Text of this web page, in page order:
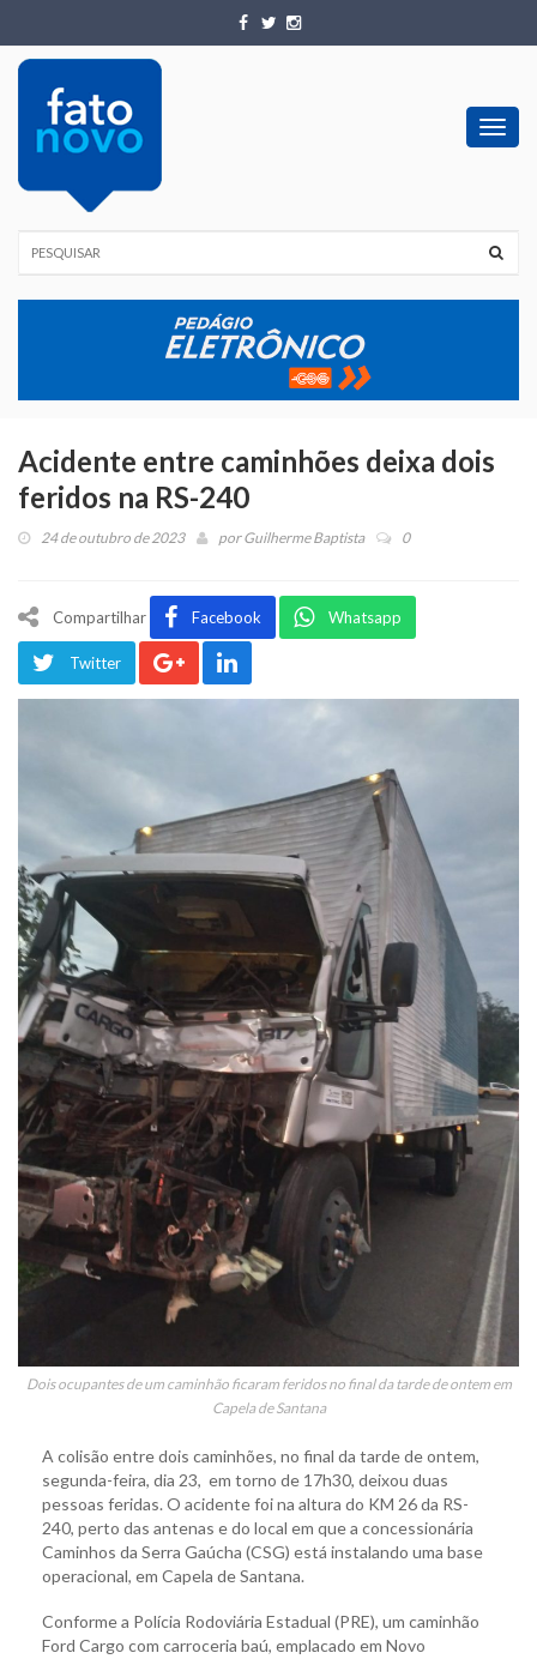
Acidente entre caminhões deixa dois
feridos na RS-240
24 de outubro de 2023 porGuilherme Baptista 0
Compartilhar Facebook Whatsapp
Twitter
Dois ocupantes de um caminhão ficaram feridos no final da tarde de ontem em
Capela de Santana
A colisão entre dois caminhões, no final da tarde de ontem,
segunda-feira, dia 23, em torno de 17h30, deixou duas
pessoas feridas. O acidente foi na altura do KM 26 da RS-
240, perto das antenas e do local em que a concessionária
Caminhos da Serra Gaúcha (CSG) está instalando uma base
operacional, em Capela de Santana.
Conforme a Polícia Rodoviária Estadual (PRE), um caminhão
Ford Cargo com carroceria baú, emplacado em Novo